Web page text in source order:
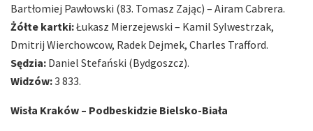
Bartłomiej Pawłowski (83. Tomasz Zając) – Airam Cabrera.
Żółte kartki:Łukasz Mierzejewski – Kamil Sylwestrzak,
Dmitrij Wierchowcow, Radek Dejmek, Charles Trafford.
Sędzia: Daniel Stefański (Bydgoszcz).
Widzów:3 833.
Wisła Kraków – Podbeskidzie Bielsko-Biała